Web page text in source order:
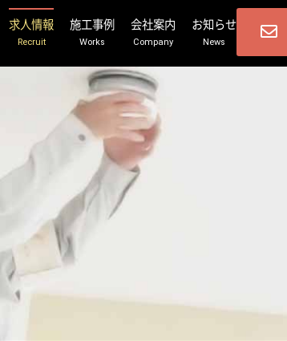
求人情報
Recruit
施工事例
Works
会社案内
Company
お知らせ
News